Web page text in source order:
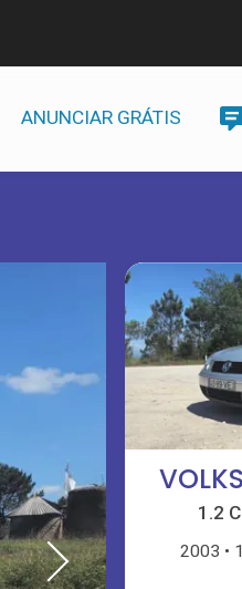
ANUNCIAR GRÁTIS
1.2
2003